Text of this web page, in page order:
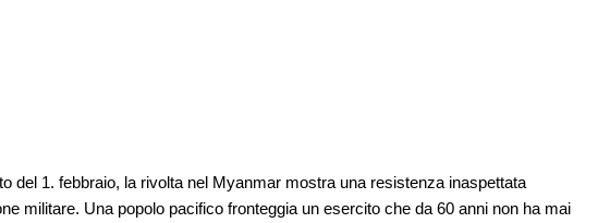
del 1. febbraio, la rivolta nel Myanmar mostra una resistenza inaspettata
militare. Una popolo pacifico fronteggia un esercito che da 60 anni non ha mai